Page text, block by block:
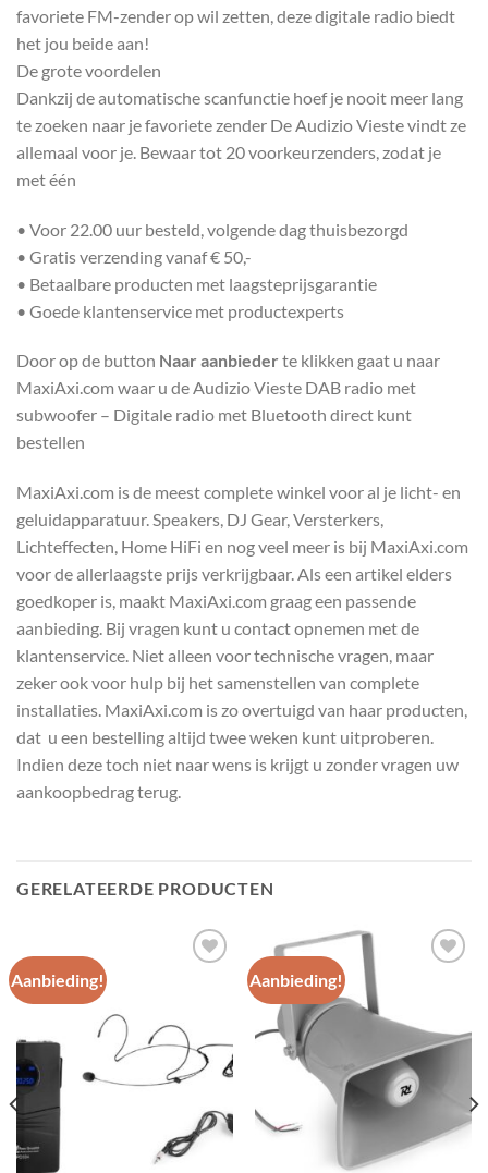
favoriete FM-zender op wil zetten, deze digitale radio biedt
het jou beide aan!
De grote voordelen
Dankzij de automatische scanfunctie hoef je nooit meer lang
te zoeken naar je favoriete zender De Audizio Vieste vindt ze
allemaal voor je. Bewaar tot 20 voorkeurzenders, zodat je
met één
• Voor 22.00 uur besteld, volgende dag thuisbezorgd
• Gratis verzending vanaf € 50,-
• Betaalbare producten met laagsteprijsgarantie
• Goede klantenservice met productexperts
Door op de button Naar aanbieder te klikken gaat u naar
MaxiAxi.com waar u de Audizio Vieste DAB radio met
subwoofer – Digitale radio met Bluetooth direct kunt
bestellen
MaxiAxi.com is de meest complete winkel voor al je licht- en
geluidapparatuur. Speakers, DJ Gear, Versterkers,
Lichteffecten, Home HiFi en nog veel meer is bij MaxiAxi.com
voor de allerlaagste prijs verkrijgbaar. Als een artikel elders
goedkoper is, maakt MaxiAxi.com graag een passende
aanbieding. Bij vragen kunt u contact opnemen met de
klantenservice. Niet alleen voor technische vragen, maar
zeker ook voor hulp bij het samenstellen van complete
installaties. MaxiAxi.com is zo overtuigd van haar producten,
dat u een bestelling altijd twee weken kunt uitproberen.
Indien deze toch niet naar wens is krijgt u zonder vragen uw
aankoopbedrag terug.
GERELATEERDE PRODUCTEN
Aanbieding!
aan
wenslijst
Aanbieding!
aan
wenslijst